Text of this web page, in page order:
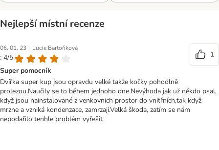
Nejlepší místní recenze
06. 01. 23 | Lucie Bartoňková
: 4/5
1
Super pomocník
Dvířka super kup jsou opravdu velké takže kočky pohodlně
prolezou.Naučily se to během jednoho dne.Nevýhoda jak už někdo psal,
když jsou nainstalované z venkovnich prostor do vnitřních,tak když
mrzne a vzniká kondenzace, zamrzají.Velká škoda, zatím se nám
nepodařilo tenhle problém vyřešit